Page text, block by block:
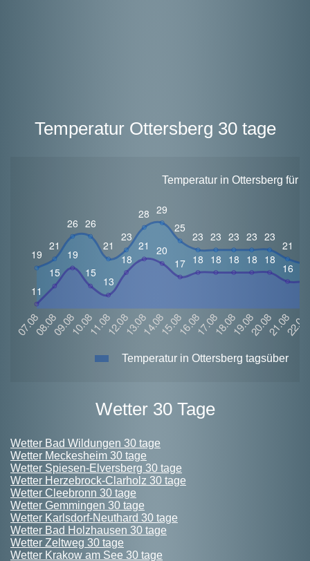
Temperatur Ottersberg 30 tage
Temperatur in Ottersberg für
Temperatur in Ottersberg tagsüber
Wetter 30 Tage
Wetter Bad Wildungen 30 tage
Wetter Meckesheim 30 tage
Wetter Spiesen-Elversberg 30 tage
Wetter Herzebrock-Clarholz 30 tage
Wetter Cleebronn 30 tage
Wetter Gemmingen 30 tage
Wetter Karlsdorf-Neuthard 30 tage
Wetter Bad Holzhausen 30 tage
Wetter Zeltweg 30 tage
Wetter Krakow am See 30 tage